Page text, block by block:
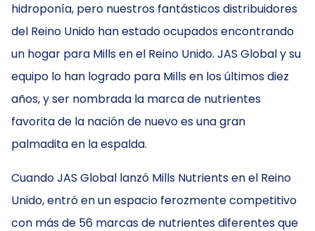
hidroponía, pero nuestros fantásticos distribuidores
del Reino Unido han estado ocupados encontrando
un hogar para Mills en el Reino Unido. JAS Global y su
equipo lo han logrado para Mills en los últimos diez
años, y ser nombrada la marca de nutrientes
favorita de la nación de nuevo es una gran
palmadita en la espalda.
Cuando JAS Global lanzó Mills Nutrients en el Reino
Unido, entró en un espacio ferozmente competitivo
con más de 56 marcas de nutrientes diferentes que